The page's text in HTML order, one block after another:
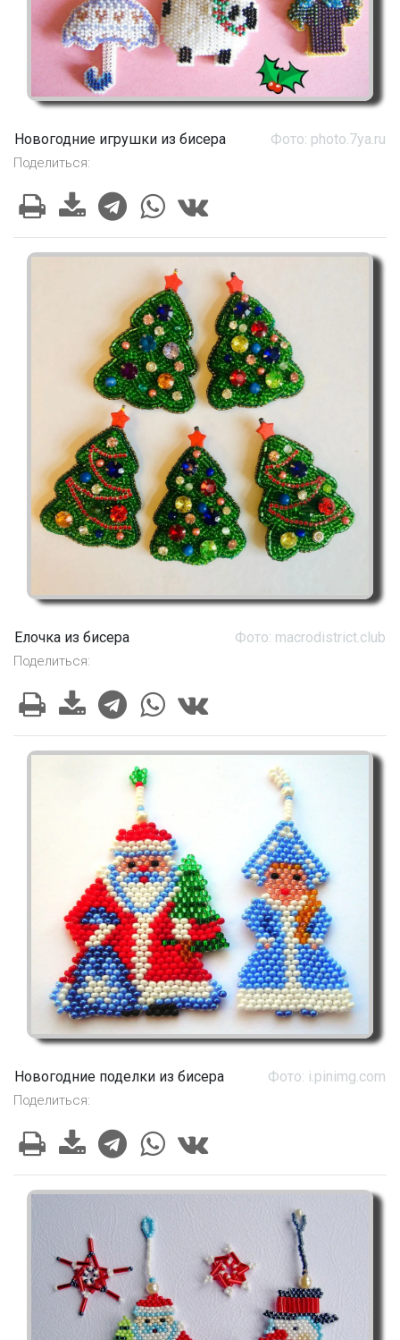
Новогодние игрушки из бисера Фото: photo.7ya.ru
Поделиться:
Елочка из бисера Фото: macrodistrict.club
Поделиться:
Новогодние поделки из бисера Фото: i.pinimg.com
Поделиться: